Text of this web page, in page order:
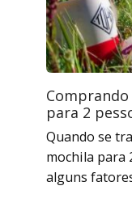
para 2
Quando se
mochila para
alguns